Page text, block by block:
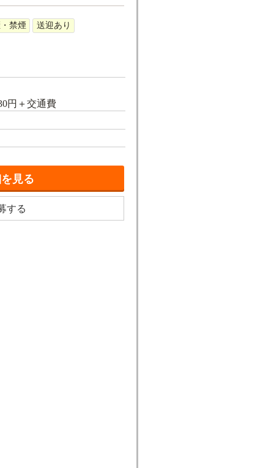
禁煙
送迎あり
円＋交通費
見る
する